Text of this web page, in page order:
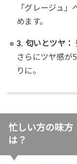
「グレージュ
めます。
3. 匂いとツヤ：
さらにツヤ感が
りに。
忙しい方の味方
は？